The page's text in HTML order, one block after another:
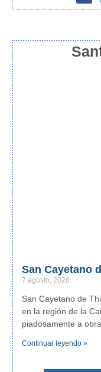
San Cayetano
7 agosto, 2026
San Cayetano de
en la región de la
piadosamente a
Continuar leyendo »